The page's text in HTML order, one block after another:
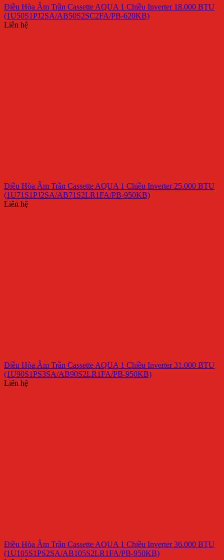
Điều Hòa Âm Trần Cassette AQUA 1 Chiều Inverter 18.000 BTU
(1U50S1PJ2SA/AB50S2SC2FA/PB-620KB)
Liên hệ
Điều Hòa Âm Trần Cassette AQUA 1 Chiều Inverter 25.000 BTU
(1U71S1PJ2SA/AB71S2LR1FA/PB-950KB)
Liên hệ
Điều Hòa Âm Trần Cassette AQUA 1 Chiều Inverter 31.000 BTU
(1U90S1PS3SA/AB90S2LR1FA/PB-950KB)
Liên hệ
Điều Hòa Âm Trần Cassette AQUA 1 Chiều Inverter 36.000 BTU
(1U105S1PS2SA/AB105S2LR1FA/PB-950KB)